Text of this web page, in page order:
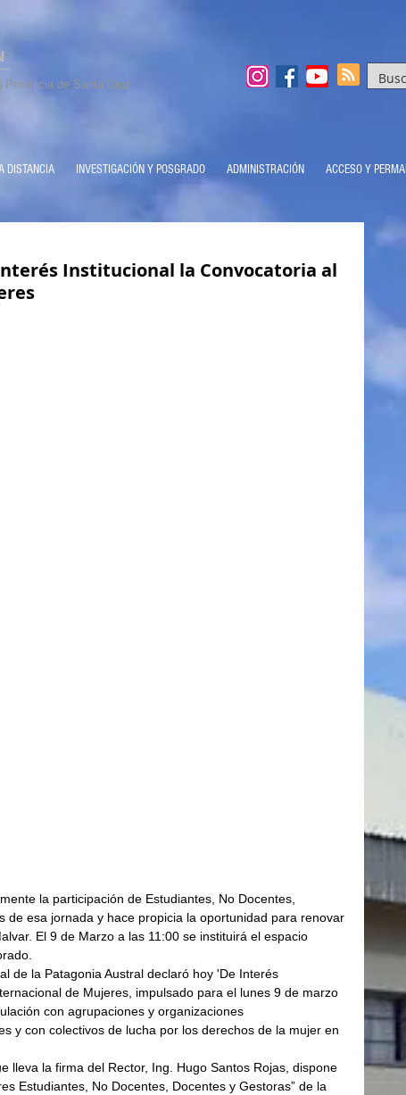
Provincia de Santa Cruz
DISTANCIA INVESTIGACIÓN Y POSGRADO ADMINISTRACIÓN ACCESO Y
Institucional la Convocatoria al
la participación de Estudiantes, No Docentes,
de esa jornada y hace propicia la oportunidad para renovar
El 9 de Marzo a las 11:00 se instituirá el espacio
de la Patagonia Austral declaró hoy 'De Interés
de Mujeres, impulsado para el lunes 9 de marzo
con agrupaciones y organizaciones
y con colectivos de lucha por los derechos de la mujer en
lleva la firma del Rector, Ing. Hugo Santos Rojas, dispone
Estudiantes, No Docentes, Docentes y Gestoras” de la